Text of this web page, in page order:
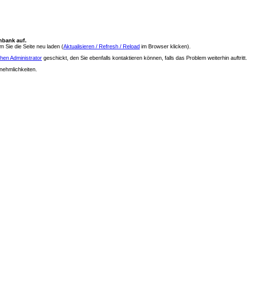
auf.
Sie die Seite neu laden (Aktualisieren / Refresh / Reload im Browser klicken).
Administrator geschickt, den Sie ebenfalls kontaktieren können, falls das Problem weiterhin auftritt.